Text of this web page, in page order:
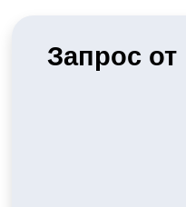
Запрос от